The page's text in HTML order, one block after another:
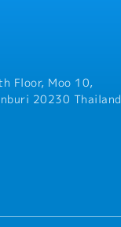
Floor, Moo 10,
20230 Thailand